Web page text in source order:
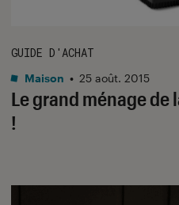
Le grand ménage de
!
GUIDE D'ACHAT
Maison • 25 août. 2015